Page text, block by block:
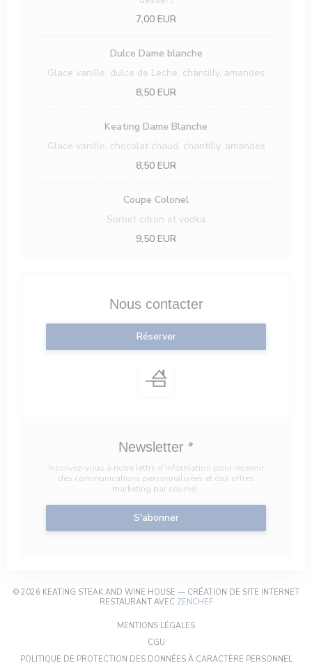
7,00 EUR
Dulce Dame blanche
Glace vanille, dulce de Leche, chantilly, amandes
8,50 EUR
Keating Dame Blanche
Glace vanille, chocolat chaud, chantilly, amandes
8,50 EUR
Coupe Colonel
Sorbet citron et vodka
9,50 EUR
Nous contacter
Réserver
Newsletter *
Inscrivez-vous à notre lettre d'information pour recevoir
des communications personnalisées et des offres
marketing par courriel.
S'abonner
© 2026 KEATING STEAK AND WINE HOUSE — CRÉATION DE SITE INTERNET
RESTAURANT AVEC ZENCHEF((OUVRE UNE NOUVELLE
MENTIONS LÉGALES((OUVRE UNE NOUVELLE
CGU((OUVRE UNE NOUVELLE FENÊTRE))
POLITIQUE DE PROTECTION DES DONNÉES À CARACTÈRE PERSONNEL